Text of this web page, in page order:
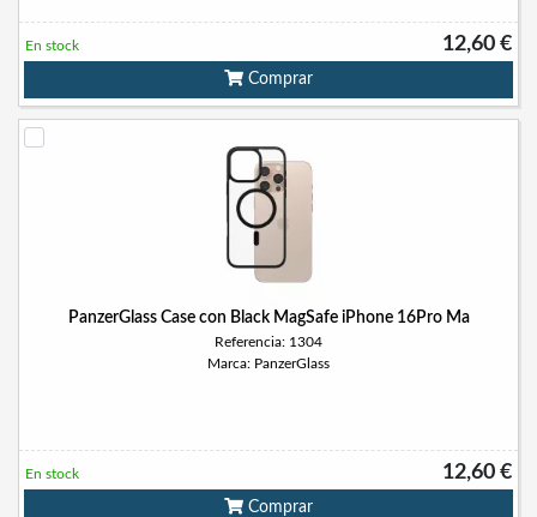
12,60 €
En stock
Comprar
PanzerGlass Case con Black MagSafe iPhone 16Pro Ma
Referencia: 1304
Marca: PanzerGlass
12,60 €
En stock
Comprar